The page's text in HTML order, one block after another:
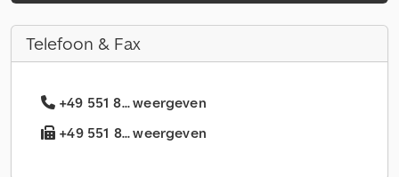
Telefoon & Fax
+49 551 8... weergeven
+49 551 8... weergeven